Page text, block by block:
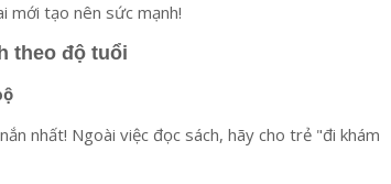
mới tạo nên sức mạnh!
theo độ tuổi
nhất! Ngoài việc đọc sách, hãy cho trẻ "đi khám